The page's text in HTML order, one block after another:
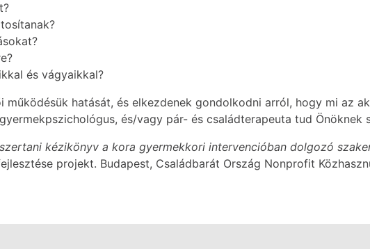
és vágyaikkal?
hatását, és elkezdenek gondolkodni arról, hogy mi az
és/vagy pár- és családterapeuta tud Önöknek
kézikönyv a kora gyermekkori intervencióban dolgozó
projekt. Budapest, Családbarát Ország Nonprofit